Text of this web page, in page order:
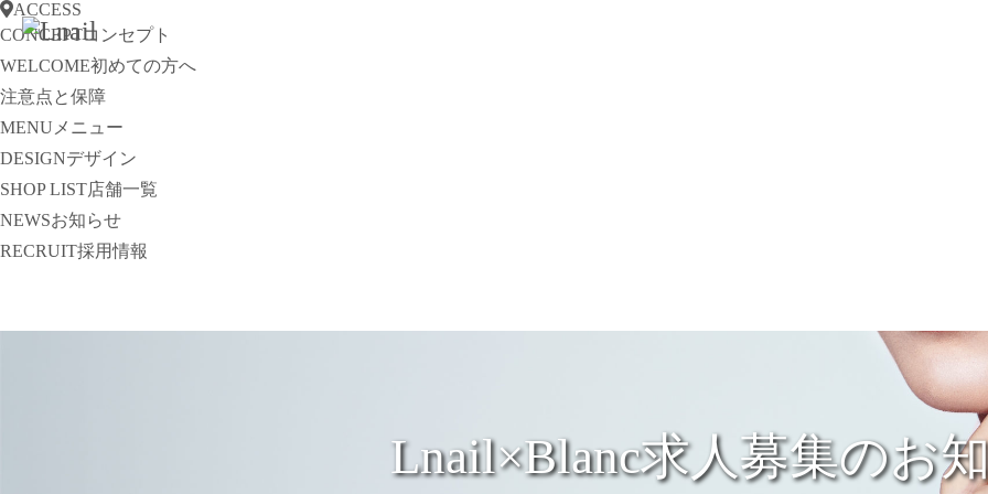
ACCESS
CONCEPTコンセプト
WELCOME初めての方へ
注意点と保障
MENU メニュー
DESIGNデザイン
SHOP LIST店舗一覧
NEWSお知らせ
RECRUIT採用情報
Lnail×Blanc求人募集のお